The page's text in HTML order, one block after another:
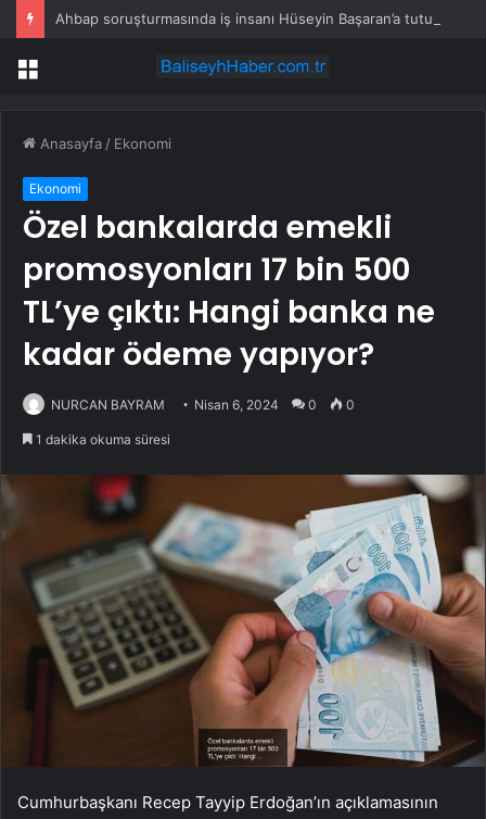
Menü
Anasayfa / Ekonomi
Ekonomi
Özel bankalarda emekli
promosyonları 17 bin 500
TL’ye çıktı: Hangi banka ne
kadar ödeme yapıyor?
NURCAN BAYRAM Nisan 6, 2024 0 0
1 dakika okuma süresi
Cumhurbaşkanı Recep Tayyip Erdoğan’ın açıklamasının